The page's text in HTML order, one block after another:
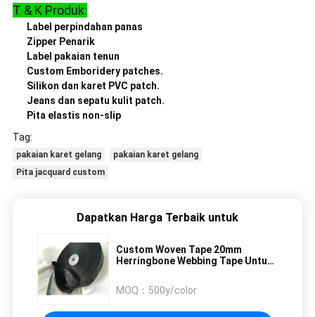
T & K Produk:
Label perpindahan panas
Zipper Penarik
Label pakaian tenun
Custom Emboridery patches.
Silikon dan karet PVC patch.
Jeans dan sepatu kulit patch.
Pita elastis non-slip
Tag:
pakaian karet gelang
pakaian karet gelang
Pita jacquard custom
Dapatkan Harga Terbaik untuk
Custom Woven Tape 20mm
Herringbone Webbing Tape Untuk
MOQ： 500y/color